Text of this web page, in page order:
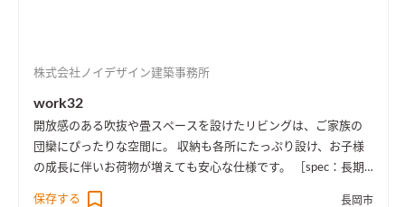
株式会社ノイデザイン建築事務所
work32
開放感のある吹抜や畳スペースを設けたリビングは、ご家族の
団欒にぴったりな空間に。 収納も各所にたっぷり設け、お子様
の成長に伴いお荷物が増えても安心な仕様です。 ［spec：長期
優良住宅、BELS評価書取得（★5）、耐震等級3］
保存する
長岡市